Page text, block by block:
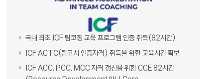
국내 최초 ICF 팀코칭 교육 프로그램 인증 취득(82시간)
ICF ACTC(팀코치 인증자격) 취득을 위한 교육시간확보
ICF ACC, PCC, MCC 자격 갱신을 위한 CCE 82시간